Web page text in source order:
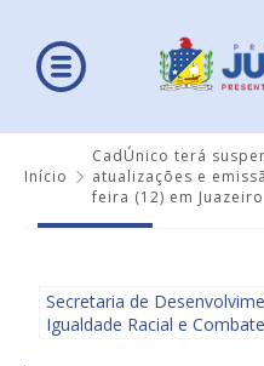
Início
CadÚnico terá
atualizações e
feira (12) em Juazeiro
Secretaria de
Igualdade Racial e